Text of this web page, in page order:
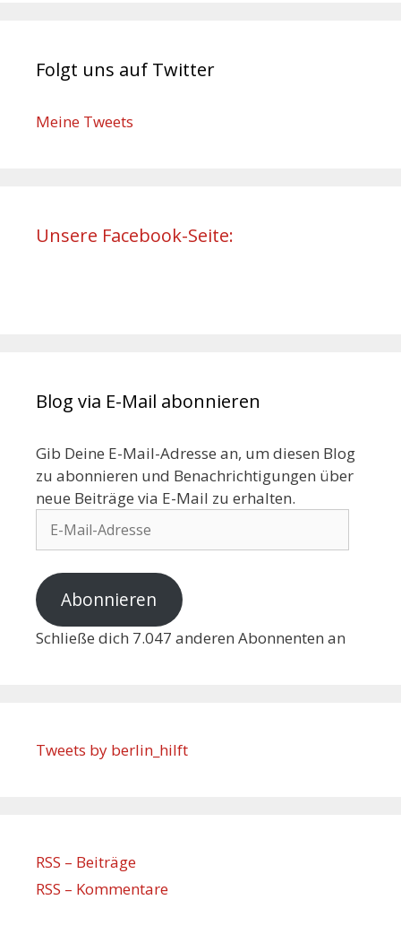
Folgt uns auf Twitter
Meine Tweets
Unsere Facebook-Seite:
Blog via E-Mail abonnieren
Gib Deine E-Mail-Adresse an, um diesen Blog
zu abonnieren und Benachrichtigungen über
neue Beiträge via E-Mail zu erhalten.
Abonnieren
Schließe dich 7.047 anderen Abonnenten an
Tweets by berlin_hilft
RSS – Beiträge
RSS – Kommentare